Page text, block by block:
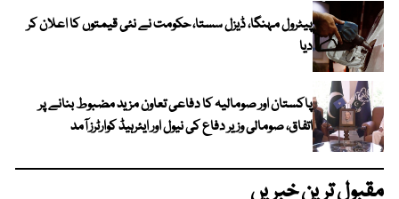
پیٹرول مہنگا، ڈیزل سستا، حکومت نے نئی قیمتوں کا اعلان کر
دیا
پاکستان اور صومالیہ کا دفاعی تعاون مزید مضبوط بنانے پر
اتفاق، صومالی وزیر دفاع کی نیول اور ایئرہیڈ کوارٹرز آمد
مقبول ترین خبریں